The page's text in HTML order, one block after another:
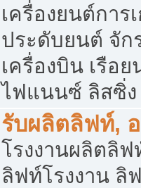
เครื่องยนต์การ
ประดับยนต์ จัก
เครื่องบิน เรือ
ไฟแนนซ์ ลิสซิ่ง
รับผลิตลิฟท์,
โรงงานผลิตลิ
ลิฟท์โรงงาน ลิ